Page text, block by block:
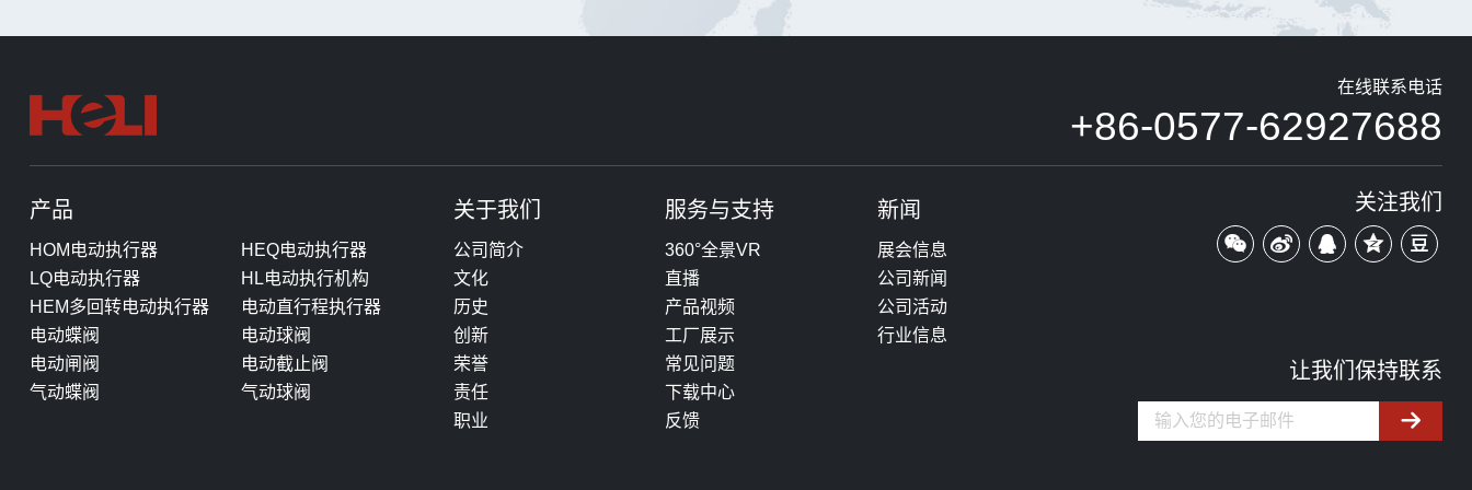
在线联系电话
+86-0577-62927688
产品
HOM电动执行器
HEQ电动执行器
LQ电动执行器
HL电动执行机构
HEM多回转电动执行器
电动直行程执行器
电动蝶阀
电动球阀
电动闸阀
电动截止阀
气动蝶阀
气动球阀
关于我们
公司简介
文化
历史
创新
荣誉
责任
职业
服务与支持
360°全景VR
直播
产品视频
工厂展示
常见问题
下载中心
反馈
新闻
展会信息
公司新闻
公司活动
行业信息
关注我们
让我们保持联系